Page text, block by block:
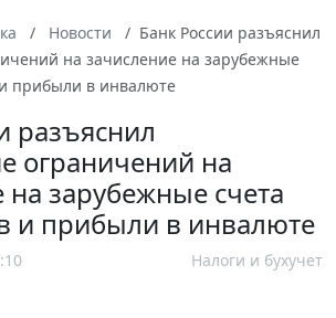
Новости
Банк России разъяснил
на зачисление на зарубежные
прибыли в инвалюте
разъяснил
ограничений на
на зарубежные счета
и прибыли в инвалюте
Налоги и бухучет